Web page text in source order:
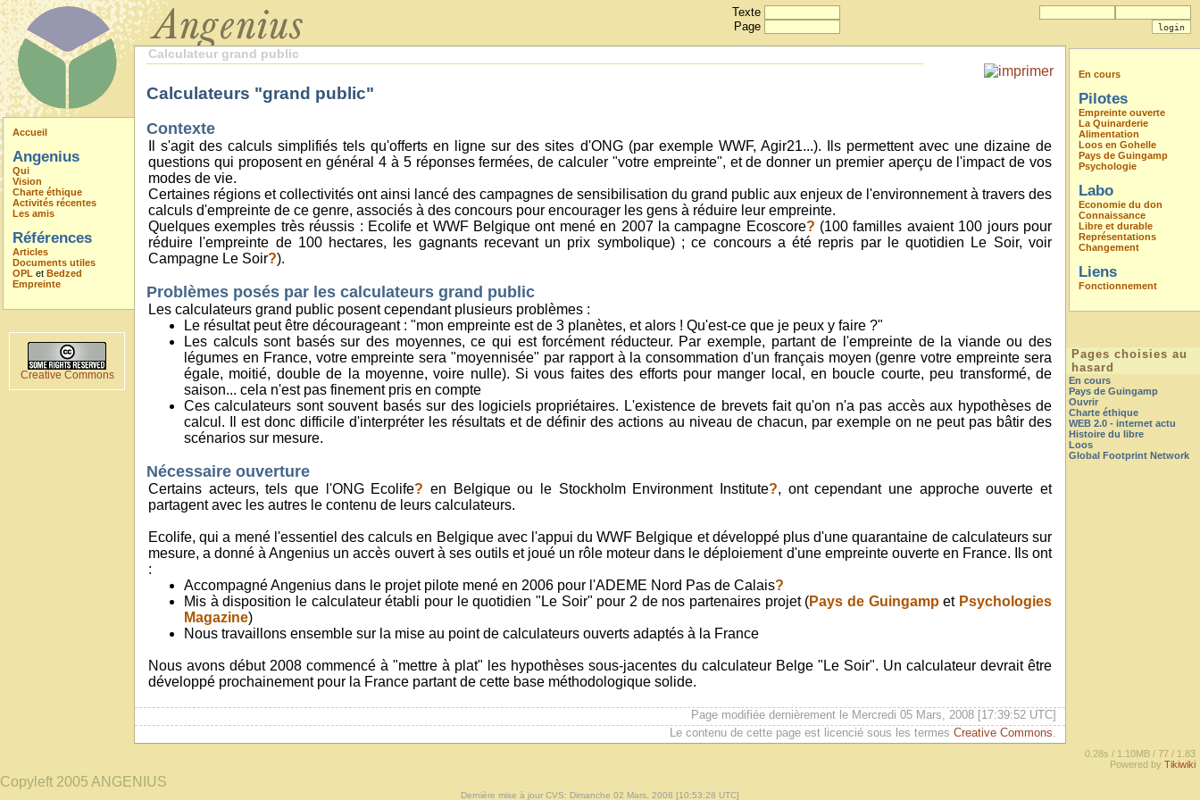
Texte
Page
Accueil
Angenius
Qui
Vision
Charte éthique
Activités récentes
Les amis
Références
Articles
Documents utiles
OPL et Bedzed
Empreinte
Creative Commons
Calculateur grand public
Calculateurs "grand public"
Contexte
Il s'agit des calculs simplifiés tels qu'offerts en ligne sur des sites d'ONG (par exemple WWF, Agir21...). Ils permettent avec une dizaine de
questions qui proposent en général 4 à 5 réponses fermées, de calculer "votre empreinte", et de donner un premier aperçu de l'impact de vos
modes de vie.
Certaines régions et collectivités ont ainsi lancé des campagnes de sensibilisation du grand public aux enjeux de l'environnement à travers des
calculs d'empreinte de ce genre, associés à des concours pour encourager les gens à réduire leur empreinte.
Quelques exemples très réussis : Ecolife et WWF Belgique ont mené en 2007 la campagne Ecoscore? (100 familles avaient 100 jours pour
réduire l'empreinte de 100 hectares, les gagnants recevant un prix symbolique) ; ce concours a été repris par le quotidien Le Soir, voir
Campagne Le Soir?).
Problèmes posés par les calculateurs grand public
Les calculateurs grand public posent cependant plusieurs problèmes :
Le résultat peut être décourageant : "mon empreinte est de 3 planètes, et alors ! Qu'est-ce que je peux y faire ?"
Les calculs sont basés sur des moyennes, ce qui est forcément réducteur. Par exemple, partant de l'empreinte de la viande ou des
légumes en France, votre empreinte sera "moyennisée" par rapport à la consommation d'un français moyen (genre votre empreinte sera
égale, moitié, double de la moyenne, voire nulle). Si vous faites des efforts pour manger local, en boucle courte, peu transformé, de
saison... cela n'est pas finement pris en compte
Ces calculateurs sont souvent basés sur des logiciels propriétaires. L'existence de brevets fait qu'on n'a pas accès aux hypothèses de
calcul. Il est donc difficile d'interpréter les résultats et de définir des actions au niveau de chacun, par exemple on ne peut pas bâtir des
scénarios sur mesure.
Nécessaire ouverture
Certains acteurs, tels que l'ONG Ecolife? en Belgique ou le Stockholm Environment Institute?, ont cependant une approche ouverte et
partagent avec les autres le contenu de leurs calculateurs.
Ecolife, qui a mené l'essentiel des calculs en Belgique avec l'appui du WWF Belgique et développé plus d'une quarantaine de calculateurs sur
mesure, a donné à Angenius un accès ouvert à ses outils et joué un rôle moteur dans le déploiement d'une empreinte ouverte en France. Ils ont
:
Accompagné Angenius dans le projet pilote mené en 2006 pour l'ADEME Nord Pas de Calais?
Mis à disposition le calculateur établi pour le quotidien "Le Soir" pour 2 de nos partenaires projet (Pays de Guingampet Psychologies
Magazine)
Nous travaillons ensemble sur la mise au point de calculateurs ouverts adaptés à la France
Nous avons début 2008 commencé à "mettre à plat" les hypothèses sous-jacentes du calculateur Belge "Le Soir". Un calculateur devrait être
développé prochainement pour la France partant de cette base méthodologique solide.
Page modifiée dernièrement le Mercredi 05 Mars, 2008 [17:39:52 UTC]
Le contenu de cette page est licencié sous les termes Creative Commons.
En cours
Pilotes
Empreinte ouverte
La Quinarderie
Alimentation
Loos en Gohelle
Pays de Guingamp
Psychologie
Labo
Economie du don
Connaissance
Libre et durable
Représentations
Changement
Liens
Fonctionnement
Pages choisies au
hasard
En cours
Pays de Guingamp
Ouvrir
Charte éthique
WEB 2.0 - internet actu
Histoire du libre
Loos
Global Footprint Network
0.28s / 1.10MB / 77 / 1.83
Powered by Tikiwiki
Copyleft 2005 ANGENIUS
Dernière mise à jour CVS: Dimanche 02 Mars, 2008 [10:53:28 UTC]